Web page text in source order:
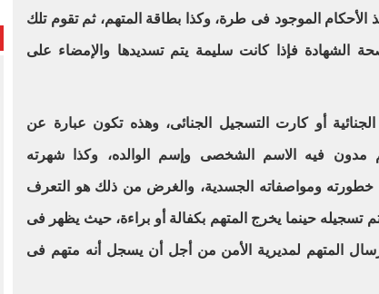
الأحكام الموجود فى طرة، وكذا بطاقة المتهم، ثم تقوم تلك
الشهادة فإذا كانت سليمة يتم تسديدها والإمضاء على
الجنائية أو كارت التسجيل الجنائى، وهذه تكون عبارة عن
مدون فيه الاسم الشخصى وإسم الوالده، وكذا شهرته
خطورته ومواصفاته الجسدية، والغرض من ذلك هو التعرف
حينما يخرج المتهم بكفالة أو براءة، حيث يظهر فى
المتهم لمديرية الأمن من أجل أن يسجل أنه متهم فى